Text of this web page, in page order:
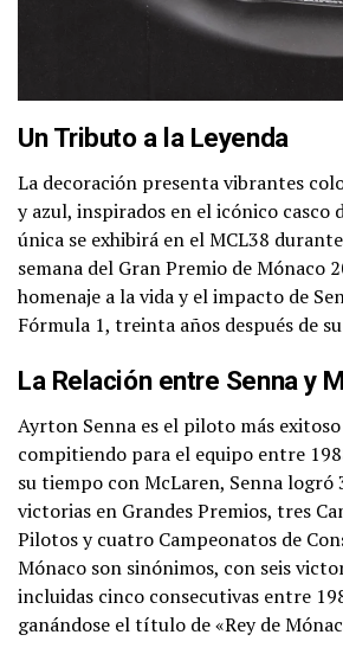
Un Tributo a la Leyenda
La decoración presenta vibrantes
y azul, inspirados en el icónico casco
única se exhibirá en el MCL38
semana del Gran Premio de Mónaco
homenaje a la vida y el impacto de
Fórmula 1, treinta años después de
La Relación entre Senna y
Ayrton Senna es el piloto más
compitiendo para el equipo entre
su tiempo con McLaren, Senna logró
victorias en Grandes Premios, tres
Pilotos y cuatro Campeonatos de
Mónaco son sinónimos, con seis
incluidas cinco consecutivas entre
ganándose el título de «Rey de